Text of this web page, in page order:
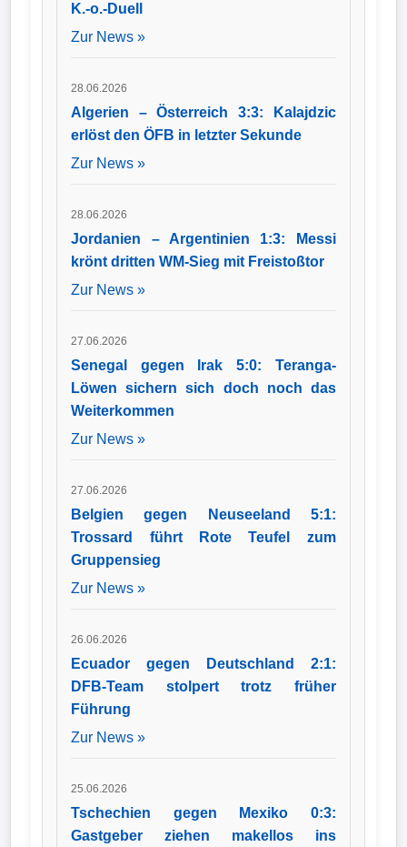
K.-o.-Duell
Zur News »
28.06.2026
Algerien – Österreich 3:3: Kalajdzic
erlöst den ÖFB in letzter Sekunde
Zur News »
28.06.2026
Jordanien – Argentinien 1:3: Messi
krönt dritten WM-Sieg mit Freistoßtor
Zur News »
27.06.2026
Senegal gegen Irak 5:0: Teranga-
Löwen sichern sich doch noch das
Weiterkommen
Zur News »
27.06.2026
Belgien gegen Neuseeland 5:1:
Trossard führt Rote Teufel zum
Gruppensieg
Zur News »
26.06.2026
Ecuador gegen Deutschland 2:1:
DFB-Team stolpert trotz früher
Führung
Zur News »
25.06.2026
Tschechien gegen Mexiko 0:3:
Gastgeber ziehen makellos ins